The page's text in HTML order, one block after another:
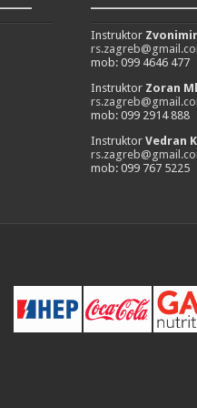
Instruktor
mob: 099 4646 477
Instruktor Zoran
mob: 099 2914 888
Instruktor Vedran
mob: 099 767 5225